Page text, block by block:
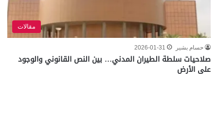
مقالات
حسام بشير 2026-01-31
صلاحيات سلطة الطيران المدني… بين النص القانوني والوجود
على الأرض